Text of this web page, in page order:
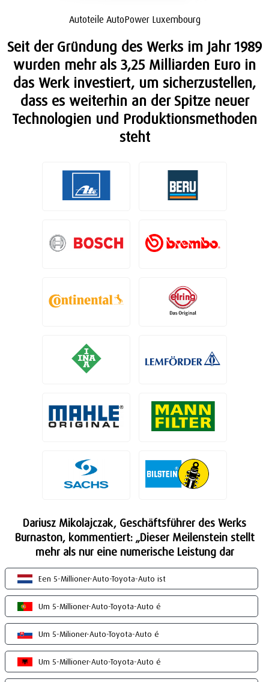
Autoteile AutoPower Luxembourg
Seit der Gründung des Werks im Jahr 1989
wurden mehr als 3,25 Milliarden Euro in
das Werk investiert, um sicherzustellen,
dass es weiterhin an der Spitze neuer
Technologien und Produktionsmethoden
steht
Dariusz Mikolajczak, Geschäftsführer des Werks
Burnaston, kommentiert: „Dieser Meilenstein stellt
mehr als nur eine numerische Leistung dar
Een 5-Millioner-Auto-Toyota-Auto ist
Um 5-Millioner-Auto-Toyota-Auto é
Um 5-Milioner-Auto-Toyota-Auto é
Um 5-Millioner-Auto-Toyota-Auto é